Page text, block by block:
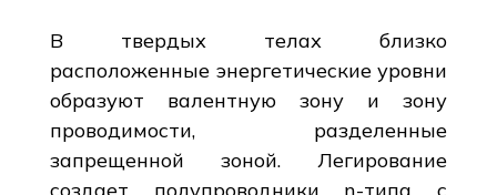
В твердых телах близко
расположенные энергетические уровни
образуют валентную зону и зону
проводимости, разделенные
запрещенной зоной. Легирование
создает полупроводники n-типа с